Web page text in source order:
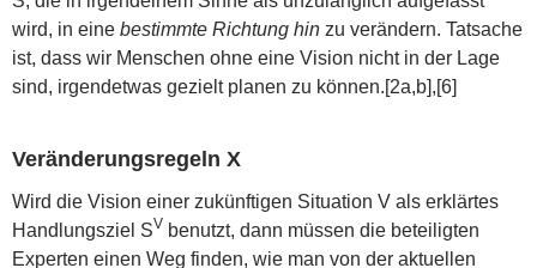
wird, in eine bestimmte Richtung hin zu verändern. Tatsache
ist, dass wir Menschen ohne eine Vision nicht in der Lage
sind, irgendetwas gezielt planen zu können.[2a,b],[6]
Veränderungsregeln X
Wird die Vision einer zukünftigen Situation V als erklärtes
Handlungsziel SV benutzt, dann müssen die beteiligten
Experten einen Weg finden, wie man von der aktuellen